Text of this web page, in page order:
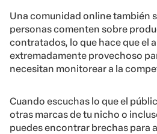
Una comunidad online también
personas comenten sobre
contratados, lo que hace que el
extremadamente provechoso
necesitan monitorear a la
Cuando escuchas lo que el
otras marcas de tu nicho o
puedes encontrar brechas para